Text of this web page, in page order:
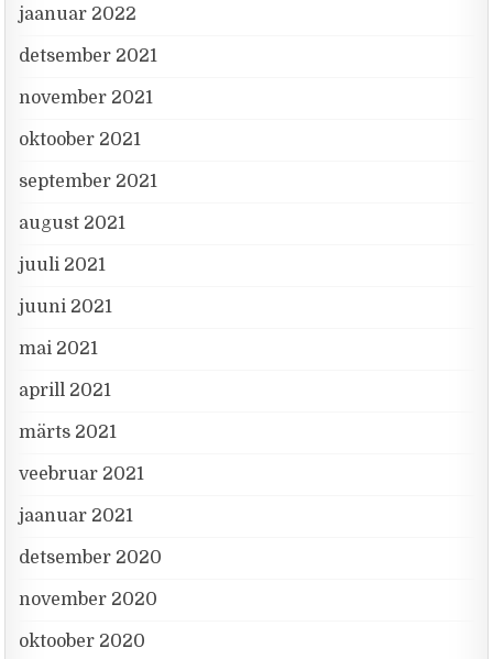
jaanuar 2022
detsember 2021
november 2021
oktoober 2021
september 2021
august 2021
juuli 2021
juuni 2021
mai 2021
aprill 2021
märts 2021
veebruar 2021
jaanuar 2021
detsember 2020
november 2020
oktoober 2020